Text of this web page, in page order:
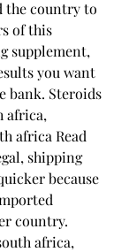
the country to
of this
supplement,
you want
bank. Steroids
africa,
africa Read
shipping
because
country.
africa,